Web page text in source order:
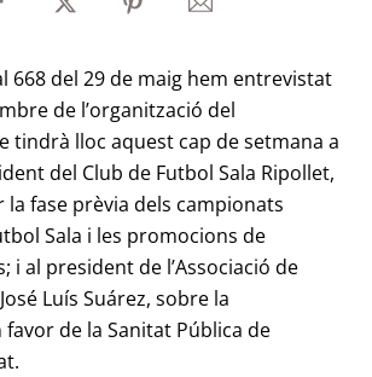
668 del 29 de maig hem entrevistat
de l’organització del
tindrà lloc aquest cap de setmana a
del Club de Futbol Sala Ripollet,
la fase prèvia dels campionats
Sala i les promocions de
i al president de l’Associació de
Luís Suárez, sobre la
de la Sanitat Pública de